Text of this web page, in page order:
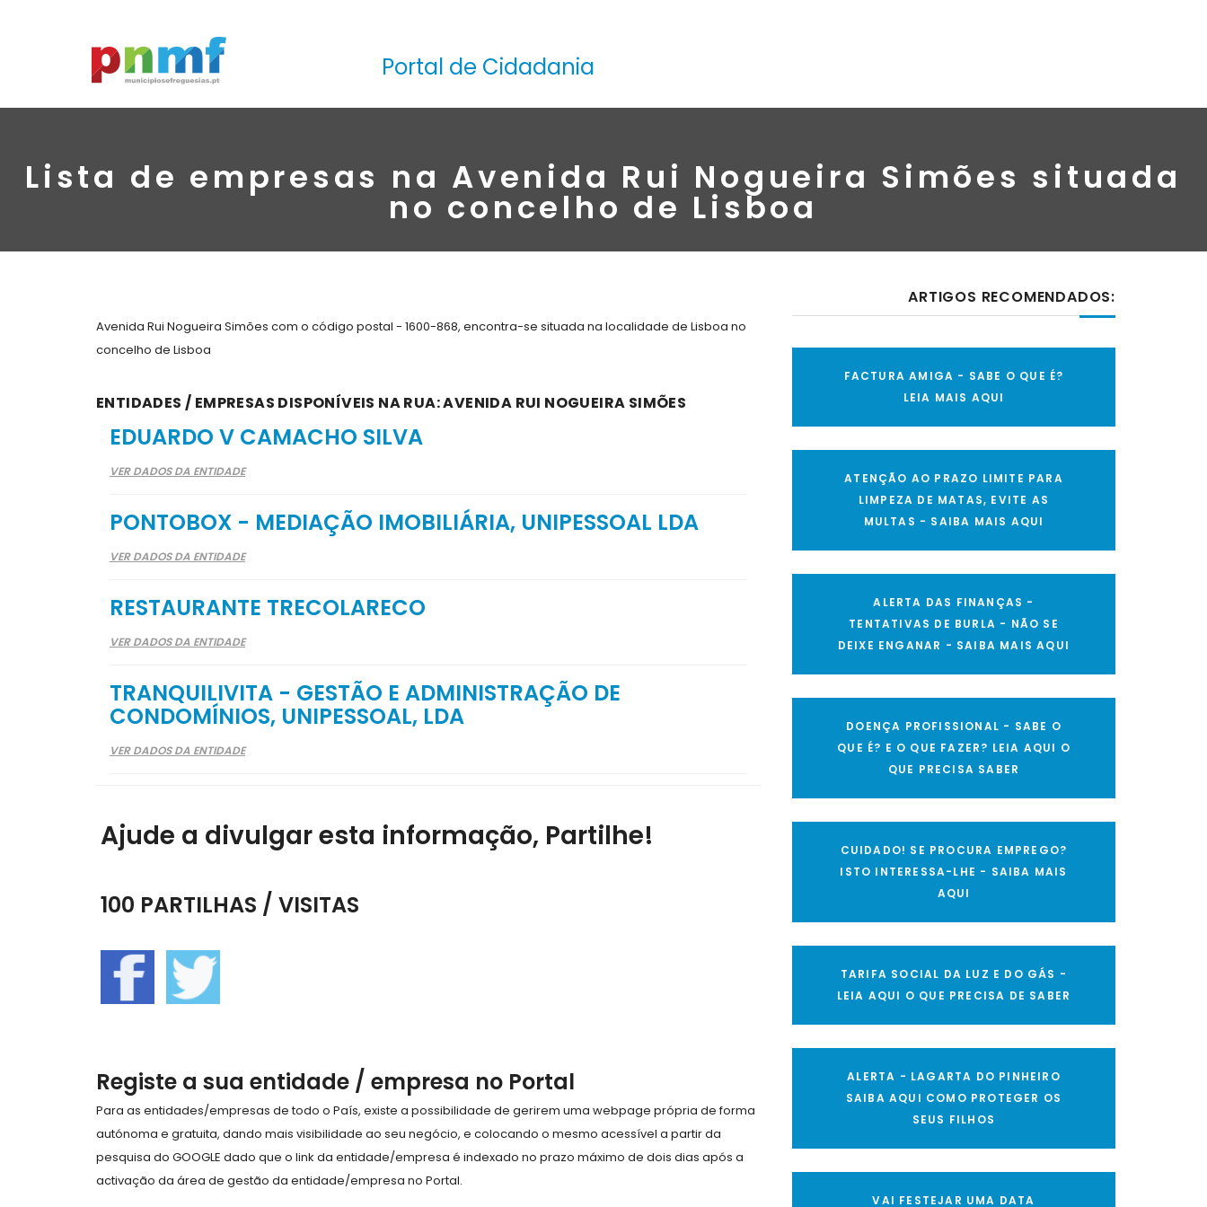
Portal de Cidadania
Lista de empresas na Avenida Rui Nogueira Simões situada
no concelho de Lisboa
Avenida Rui Nogueira Simões com o código postal - 1600-868, encontra-se situada na localidade de Lisboa no
concelho de Lisboa
ENTIDADES / EMPRESAS DISPONÍVEIS NA RUA: AVENIDA RUI NOGUEIRA SIMÕES
EDUARDO V CAMACHO SILVA
VER DADOS DA ENTIDADE
PONTOBOX - MEDIAÇÃO IMOBILIÁRIA, UNIPESSOAL LDA
VER DADOS DA ENTIDADE
RESTAURANTE TRECOLARECO
VER DADOS DA ENTIDADE
TRANQUILIVITA - GESTÃO E ADMINISTRAÇÃO DE
CONDOMÍNIOS, UNIPESSOAL, LDA
VER DADOS DA ENTIDADE
Ajude a divulgar esta informação, Partilhe!
100 PARTILHAS / VISITAS
Registe a sua entidade / empresa no Portal
Para as entidades/empresas de todo o País, existe a possibilidade de gerirem uma webpage própria de forma
autónoma e gratuita, dando mais visibilidade ao seu negócio, e colocando o mesmo acessível a partir da
pesquisa do GOOGLE dado que o link da entidade/empresa é indexado no prazo máximo de dois dias após a
activação da área de gestão da entidade/empresa no Portal.
ARTIGOS RECOMENDADOS:
FACTURA AMIGA - SABE O QUE É?
LEIA MAIS AQUI
ATENÇÃO AO PRAZO LIMITE PARA
LIMPEZA DE MATAS, EVITE AS
MULTAS - SAIBA MAIS AQUI
ALERTA DAS FINANÇAS -
TENTATIVAS DE BURLA - NÃO SE
DEIXE ENGANAR - SAIBA MAIS AQUI
DOENÇA PROFISSIONAL - SABE O
QUE É? E O QUE FAZER? LEIA AQUI O
QUE PRECISA SABER
CUIDADO! SE PROCURA EMPREGO?
ISTO INTERESSA-LHE - SAIBA MAIS
AQUI
TARIFA SOCIAL DA LUZ E DO GÁS -
LEIA AQUI O QUE PRECISA DE SABER
ALERTA - LAGARTA DO PINHEIRO
SAIBA AQUI COMO PROTEGER OS
SEUS FILHOS
VAI FESTEJAR UMA DATA